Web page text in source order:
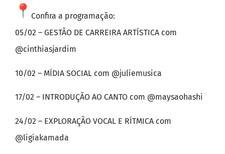
Confira a programação:
05/02 – GESTÃO DE CARREIRA ARTÍSTICA com
@cinthiasjardim
10/02 – MÍDIA SOCIAL com @juliemusica
17/02 – INTRODUÇÃO AO CANTO com @maysaohashi
24/02 – EXPLORAÇÃO VOCAL E RÍTMICA com
@ligiakamada